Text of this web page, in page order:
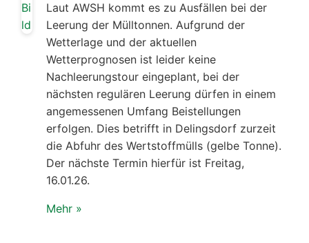
Laut AWSH kommt es zu Ausfällen bei der
Leerung der Mülltonnen. Aufgrund der
Wetterlage und der aktuellen
Wetterprognosen ist leider keine
Nachleerungstour eingeplant, bei der
nächsten regulären Leerung dürfen in einem
angemessenen Umfang Beistellungen
erfolgen. Dies betrifft in Delingsdorf zurzeit
die Abfuhr des Wertstoffmülls (gelbe Tonne).
Der nächste Termin hierfür ist Freitag,
16.01.26.
Mehr »